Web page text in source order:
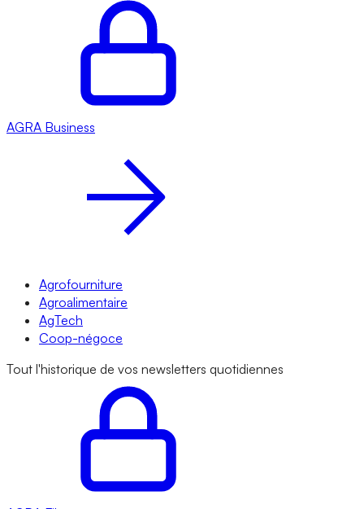
AGRA Business
Agrofourniture
Agroalimentaire
AgTech
Coop-négoce
Tout l'historique de vos newsletters quotidiennes